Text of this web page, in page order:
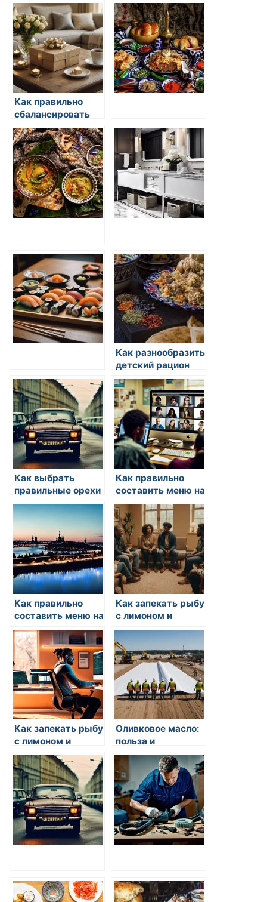
Как правильно
сбалансировать
питание
Как разнообразить
детский рацион
Как выбрать
правильные орехи
для питания
Как правильно
составить меню на
неделю
Как правильно
составить меню на
неделю
Как запекать рыбу
с лимоном и
пряностями
Как запекать рыбу
с лимоном и
пряностями
Оливковое масло:
польза и
применение